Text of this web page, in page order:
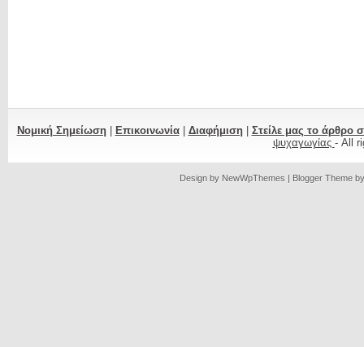
Νομική Σημείωση| Επικοινωνία| Διαφήμιση| Στείλε μας το άρθρο
ψυχαγωγίας - All
Design by NewWpThemes | Blogger Theme